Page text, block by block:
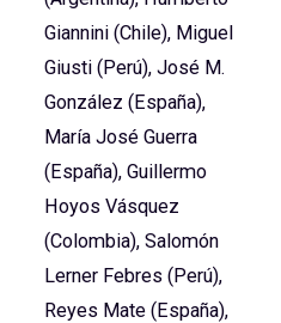
Giannini (Chile), Miguel
Giusti (Perú), José M.
González (España),
María José Guerra
(España), Guillermo
Hoyos Vásquez
(Colombia), Salomón
Lerner Febres (Perú),
Reyes Mate (España),